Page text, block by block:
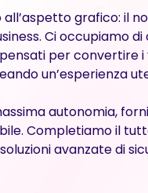
all’aspetto grafico: il
Ci occupiamo
per convertire
un’esperienza
autonomia,
Completiamo il
avanzate di